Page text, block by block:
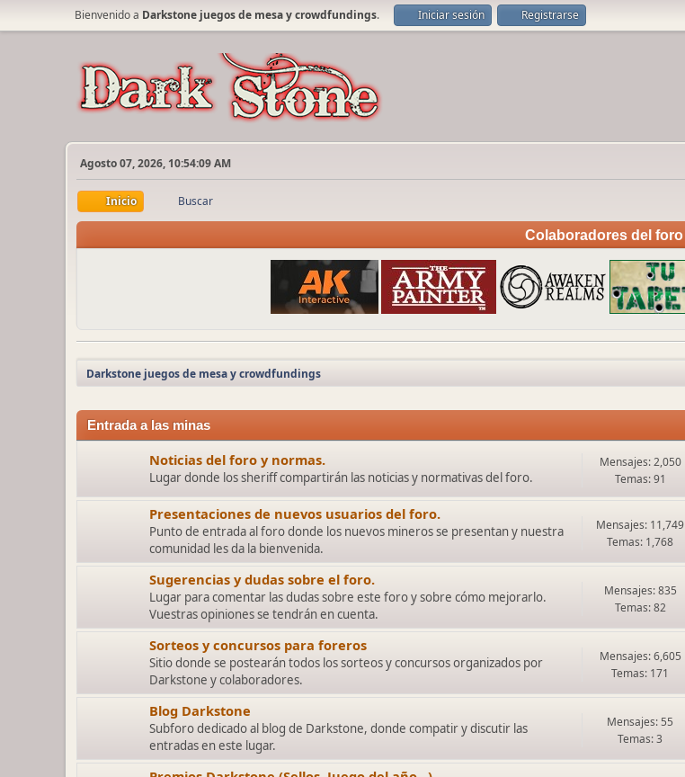
Bienvenido a Darkstone juegos de mesa y crowdfundings. Iniciar sesión Registrarse
Agosto 07, 2026, 10:54:09 AM
Inicio Buscar
Colaboradores del foro
Darkstone juegos de mesa y crowdfundings
Entrada a las minas
Noticias del foro y normas.
Lugar donde los sheriff compartirán las noticias y normativas del foro.
Mensajes: 2,050
Temas: 91
Presentaciones de nuevos usuarios del foro.
Punto de entrada al foro donde los nuevos mineros se presentan y nuestra
comunidad les da la bienvenida.
Mensajes: 11,749
Temas: 1,768
Sugerencias y dudas sobre el foro.
Lugar para comentar las dudas sobre este foro y sobre cómo mejorarlo.
Vuestras opiniones se tendrán en cuenta.
Mensajes: 835
Temas: 82
Sorteos y concursos para foreros
Sitio donde se postearán todos los sorteos y concursos organizados por
Darkstone y colaboradores.
Mensajes: 6,605
Temas: 171
Blog Darkstone
Subforo dedicado al blog de Darkstone, donde compatir y discutir las
entradas en este lugar.
Mensajes: 55
Temas: 3